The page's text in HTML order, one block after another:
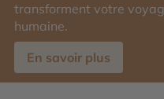
transforment votre
humaine.
En savoir plus